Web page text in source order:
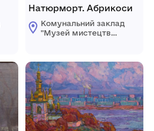
Натюрморт. Абрикоси
Комунальний заклад
"Музей мистецтв